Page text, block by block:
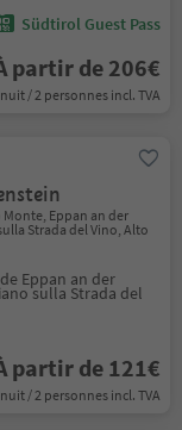
Südtirol Guest Pass
partir de 206€
/ 2 personnes incl. TVA
Eppan an der
Strada del Vino, Alto
Eppan an der
sulla Strada del
partir de 121€
/ 2 personnes incl. TVA